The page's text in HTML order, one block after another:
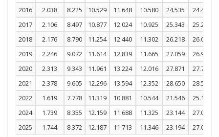
2016
2.038 8.225 10.529 11.648 10.580 24.535 24.413
2017
2.106 8.497 10.877 12.024 10.925 25.343 25.219
2018
2.176 8.790 11.254 12.440 11.302 26.218 26.090
2019
2.246 9.072 11.614 12.839 11.665 27.059 26.928
2020
2.313 9.343 11.961 13.224 12.016 27.871 27.735
2021
2.378 9.605 12.296 13.594 12.352 28.650 28.509
2022
1.619 7.778 11.319 10.881 10.544 21.546 25.166
2024
1.739 8.355 12.159 11.688 11.325 23.144 27.033
2025
1.744 8.372 12.187 11.713 11.346 23.194 27.091